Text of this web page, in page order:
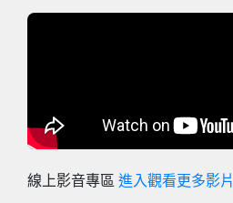
線上影音專區 進入觀看更多影片